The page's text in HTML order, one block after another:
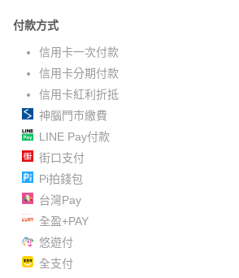
付款方式
信用卡一次付款
信用卡分期付款
信用卡紅利折抵
神腦門市繳費
LINE Pay付款
街口支付
Pi拍錢包
台灣Pay
全盈+PAY
悠遊付
全支付